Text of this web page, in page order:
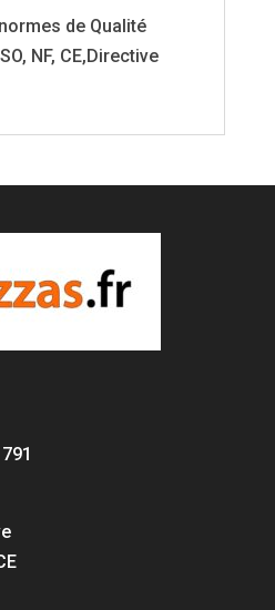
de Qualité
NF, CE,Directive